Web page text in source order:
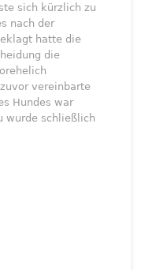
sich kürzlich zu
nach der
hatte die
die
vereinbarte
Hundes war
wurde schließlich